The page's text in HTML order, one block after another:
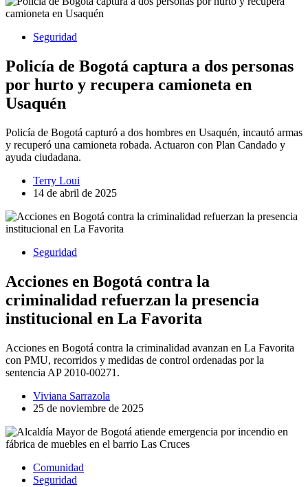
Seguridad
Policía de Bogotá captura a dos personas
por hurto y recupera camioneta en
Usaquén
Policía de Bogotá capturó a dos hombres en Usaquén, incautó armas
y recuperó una camioneta robada. Actuaron con Plan Candado y
ayuda ciudadana.
Terry Loui
14 de abril de 2025
Seguridad
Acciones en Bogotá contra la
criminalidad refuerzan la presencia
institucional en La Favorita
Acciones en Bogotá contra la criminalidad avanzan en La Favorita
con PMU, recorridos y medidas de control ordenadas por la
sentencia AP 2010-00271.
Viviana Sarrazola
25 de noviembre de 2025
Comunidad
Seguridad